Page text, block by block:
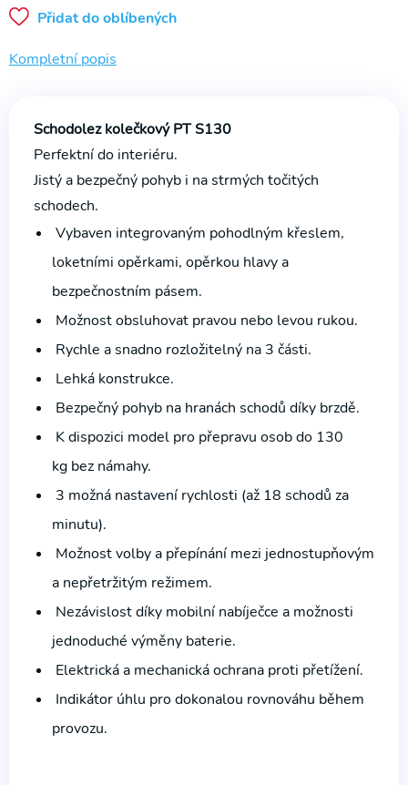
na WC
Rehabilitační
Přidat do oblíbených
Kompletní popis
Schodolez kolečkový PT S130
Perfektní do interiéru.
Jistý a bezpečný pohyb i na strmých točitých
schodech.
Vybaven integrovaným pohodlným křeslem,
loketními opěrkami, opěrkou hlavy a
bezpečnostním pásem.
Možnost obsluhovat pravou nebo levou rukou.
Rychle a snadno rozložitelný na 3 části.
Lehká konstrukce.
Bezpečný pohyb na hranách schodů díky brzdě.
K dispozici model pro přepravu osob do 130
kg bez námahy.
3 možná nastavení rychlosti (až 18 schodů za
minutu).
Možnost volby a přepínání mezi jednostupňovým
a nepřetržitým režimem.
Nezávislost díky mobilní nabíječce a možnosti
jednoduché výměny baterie.
Elektrická a mechanická ochrana proti přetížení.
Indikátor úhlu pro dokonalou rovnováhu během
provozu.